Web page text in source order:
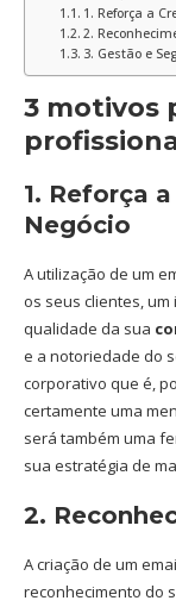
1. Reforça a
2.
3. Gestão e
3 motivos
1. Reforça
Negócio
A utilização de um
os seus clientes,
qualidade da sua
e a notoriedade do
corporativo que é,
certamente uma
será também uma
sua estratégia de
2.
A criação de um
reconhecimento do